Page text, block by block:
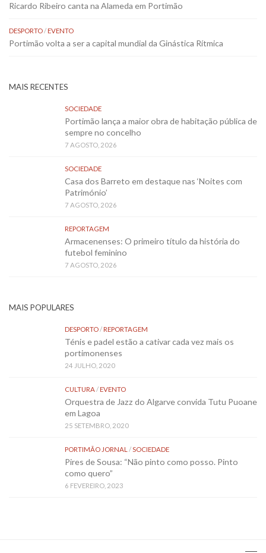
Ricardo Ribeiro canta na Alameda em Portimão
DESPORTO/EVENTO
Portimão volta a ser a capital mundial da Ginástica Rítmica
MAIS RECENTES
SOCIEDADE
Portimão lança a maior obra de habitação pública de
sempre no concelho
7 AGOSTO, 2026
SOCIEDADE
Casa dos Barreto em destaque nas ‘Noites com
Património’
7 AGOSTO, 2026
REPORTAGEM
Armacenenses: O primeiro título da história do
futebol feminino
7 AGOSTO, 2026
MAIS POPULARES
DESPORTO/REPORTAGEM
Ténis e padel estão a cativar cada vez mais os
portimonenses
24 JULHO, 2020
CULTURA/EVENTO
Orquestra de Jazz do Algarve convida Tutu Puoane
em Lagoa
25 SETEMBRO, 2020
PORTIMÃO JORNAL /SOCIEDADE
Pires de Sousa: “Não pinto como posso. Pinto
como quero”
6 FEVEREIRO, 2023